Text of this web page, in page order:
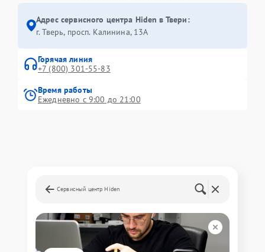
Адрес сервисного центра Hiden в Твери:
г. Тверь, просп. Калинина, 13А
Горячая линия
+7 (800) 301-55-83
Время работы
Ежедневно с 9:00 до 21:00
Сервисный центр Hiden